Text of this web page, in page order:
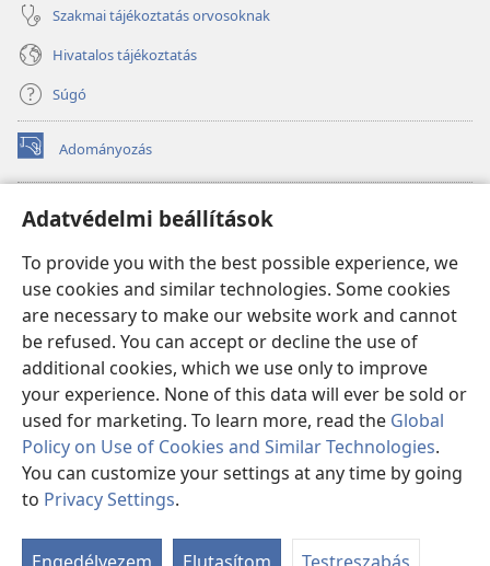
Adatvédelmi beállítások
To provide you with the best possible experience, we
use cookies and similar technologies. Some cookies
are necessary to make our website work and cannot
be refused. You can accept or decline the use of
additional cookies, which we use only to improve
your experience. None of this data will ever be sold or
used for marketing. To learn more, read the Global
Policy on Use of Cookies and Similar Technologies.
You can customize your settings at any time by going
to Privacy Settings.
Szakmai tájékoztatás orvosoknak
Hivatalos tájékoztatás
Súgó
Adományozás
(opens
new
Őrtorony ONLINE KÖNYVTÁR
(opens
window)JW Hub
(opens
new
window)JW Library
Watchtower Library
Copyright© 2026 Watch Tower Bible and Tract Society of Pennsylvania.
FELHASZNÁLÁSI FELTÉTELEK
ADATVÉDELMI BEÁLLÍTÁSOK